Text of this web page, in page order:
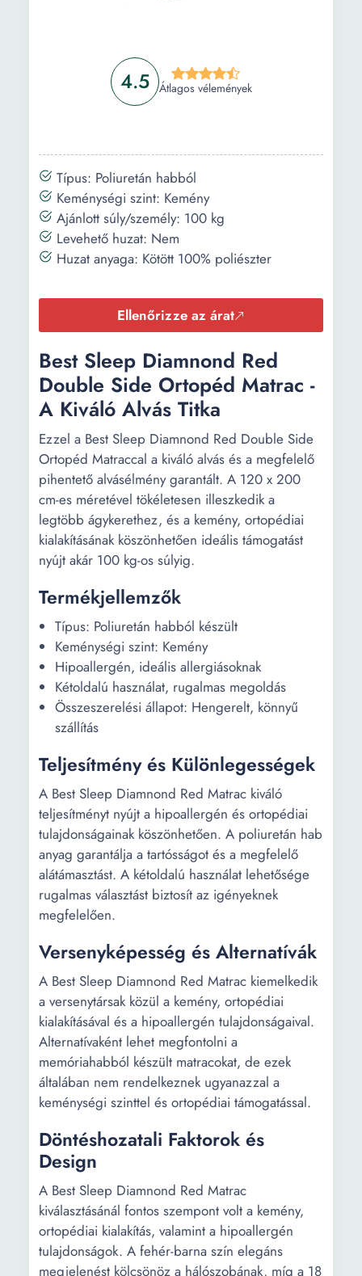
4.5 Átlagos vélemények
Típus: Poliuretán habból
Keménységi szint: Kemény
Ajánlott súly/személy: 100 kg
Levehető huzat: Nem
Huzat anyaga: Kötött 100% poliészter
Ellenőrizze az árat
Best Sleep Diamnond Red
Double Side Ortopéd Matrac -
A Kiváló Alvás Titka
Ezzel a Best Sleep Diamnond Red Double Side
Ortopéd Matraccal a kiváló alvás és a megfelelő
pihentető alvásélmény garantált. A 120 x 200
cm-es méretével tökéletesen illeszkedik a
legtöbb ágykerethez, és a kemény, ortopédiai
kialakításának köszönhetően ideális támogatást
nyújt akár 100 kg-os súlyig.
Termékjellemzők
Típus: Poliuretán habból készült
Keménységi szint: Kemény
Hipoallergén, ideális allergiásoknak
Kétoldalú használat, rugalmas megoldás
Összeszerelési állapot: Hengerelt, könnyű
szállítás
Teljesítmény és Különlegességek
A Best Sleep Diamnond Red Matrac kiváló
teljesítményt nyújt a hipoallergén és ortopédiai
tulajdonságainak köszönhetően. A poliuretán hab
anyag garantálja a tartósságot és a megfelelő
alátámasztást. A kétoldalú használat lehetősége
rugalmas választást biztosít az igényeknek
megfelelően.
Versenyképesség és Alternatívák
A Best Sleep Diamnond Red Matrac kiemelkedik
a versenytársak közül a kemény, ortopédiai
kialakításával és a hipoallergén tulajdonságaival.
Alternatívaként lehet megfontolni a
memóriahabból készült matracokat, de ezek
általában nem rendelkeznek ugyanazzal a
keménységi szinttel és ortopédiai támogatással.
Döntéshozatali Faktorok és
Design
A Best Sleep Diamnond Red Matrac
kiválasztásánál fontos szempont volt a kemény,
ortopédiai kialakítás, valamint a hipoallergén
tulajdonságok. A fehér-barna szín elegáns
megjelenést kölcsönöz a hálószobának, míg a 18